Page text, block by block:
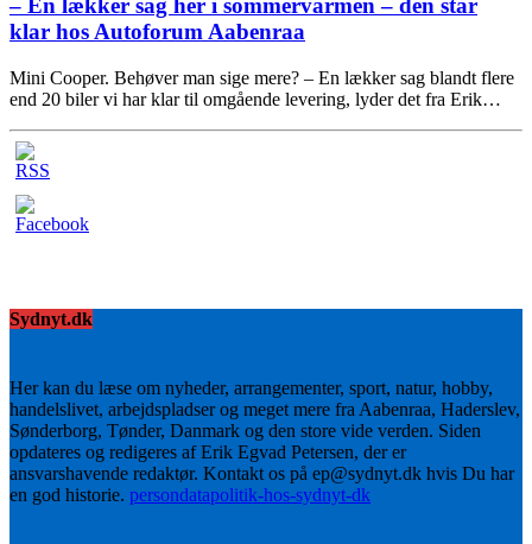
– En lækker sag her i sommervarmen – den står
klar hos Autoforum Aabenraa
Mini Cooper. Behøver man sige mere? – En lækker sag blandt flere
end 20 biler vi har klar til omgående levering, lyder det fra Erik…
Sydnyt.dk
Her kan du læse om nyheder, arrangementer, sport, natur, hobby,
handelslivet, arbejdspladser og meget mere fra Aabenraa, Haderslev,
Sønderborg, Tønder, Danmark og den store vide verden. Siden
opdateres og redigeres af Erik Egvad Petersen, der er
ansvarshavende redaktør. Kontakt os på ep@sydnyt.dk hvis Du har
en god historie. persondatapolitik-hos-sydnyt-dk